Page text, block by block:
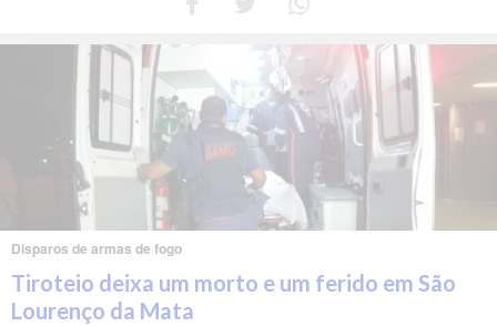
Disparos de armas de fogo
Tiroteio deixa um morto e um ferido em São
Lourenço da Mata